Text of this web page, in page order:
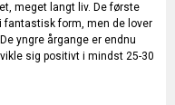
meget langt liv. De første
fantastisk form, men de lover
yngre årgange er endnu
sig positivt i mindst 25-30